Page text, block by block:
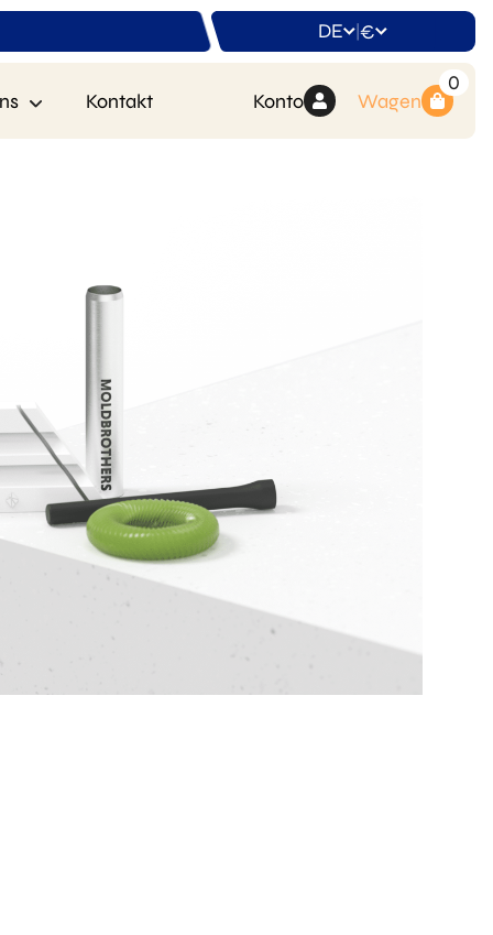
DE | €
Kontakt Konto
0
Wagen